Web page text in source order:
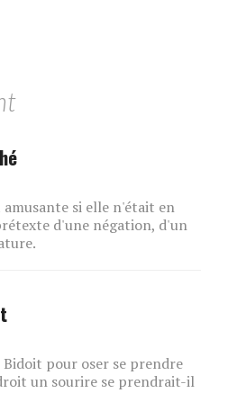
si elle n'était en
d'une négation, d'un
Bidoit pour oser se prendre
un sourire se prendrait-il